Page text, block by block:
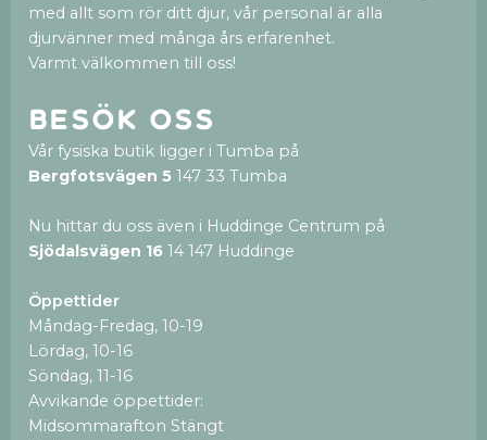
med allt som rör ditt djur, vår personal är alla
djurvänner med många års erfarenhet.
Varmt välkommen till oss!
Besök oss
Vår fysiska butik ligger i Tumba på
Bergfotsvägen 5 147 33 Tumba
Nu hittar du oss även i Huddinge Centrum på
Sjödalsvägen 16 14 147 Huddinge
Öppettider
Måndag-Fredag, 10-19
Lördag, 10-16
Söndag, 11-16
Avvikande öppettider:
Midsommarafton Stängt